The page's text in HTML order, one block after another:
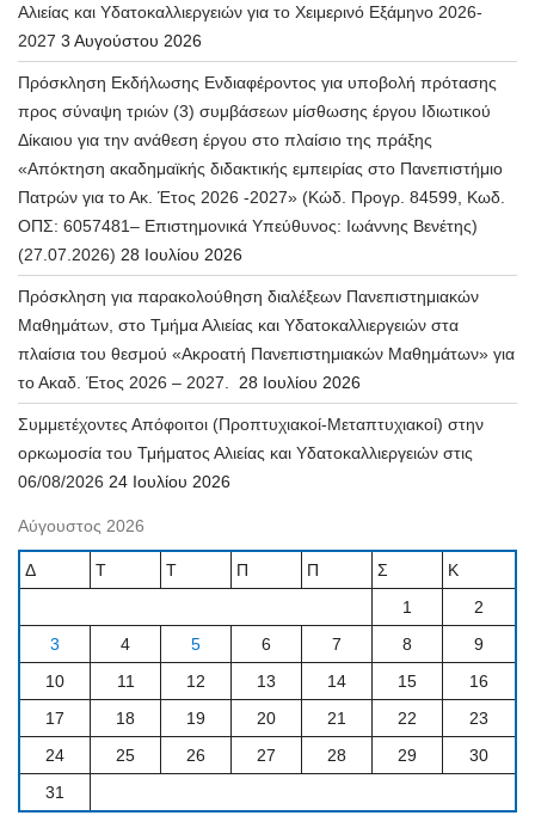
Αλιείας και Υδατοκαλλιεργειών για το Χειμερινό Εξάμηνο 2026-
2027 3 Αυγούστου 2026
Πρόσκληση Εκδήλωσης Ενδιαφέροντος για υποβολή πρότασης
προς σύναψη τριών (3) συμβάσεων μίσθωσης έργου Ιδιωτικού
Δίκαιου για την ανάθεση έργου στο πλαίσιο της πράξης
«Απόκτηση ακαδημαϊκής διδακτικής εμπειρίας στο Πανεπιστήμιο
Πατρών για το Ακ. Έτος 2026 -2027» (Κώδ. Προγρ. 84599, Κωδ.
ΟΠΣ: 6057481– Επιστημονικά Υπεύθυνος: Ιωάννης Βενέτης)
(27.07.2026) 28 Ιουλίου 2026
Πρόσκληση για παρακολούθηση διαλέξεων Πανεπιστημιακών
Μαθημάτων, στο Τμήμα Αλιείας και Υδατοκαλλιεργειών στα
πλαίσια του θεσμού «Ακροατή Πανεπιστημιακών Μαθημάτων» για
το Ακαδ. Έτος 2026 – 2027.
28 Ιουλίου 2026
Συμμετέχοντες Απόφοιτοι (Προπτυχιακοί-Μεταπτυχιακοί) στην
ορκωμοσία του Τμήματος Αλιείας και Υδατοκαλλιεργειών στις
06/08/2026 24 Ιουλίου 2026
Αύγουστος 2026
Δ Τ Τ Π Π Σ
Κ
1
2
3
4 5 6 7 8
9
10
11 12 13 14 15
16
17
18 19 20 21 22
23
24
25 26 27 28 29
30
31